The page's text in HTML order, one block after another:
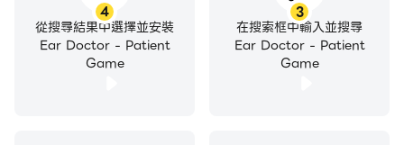
3
在搜索框中輸入並搜尋
Ear Doctor - Patient
Game
4
從搜尋結果中選擇並安裝
Ear Doctor - Patient
Game